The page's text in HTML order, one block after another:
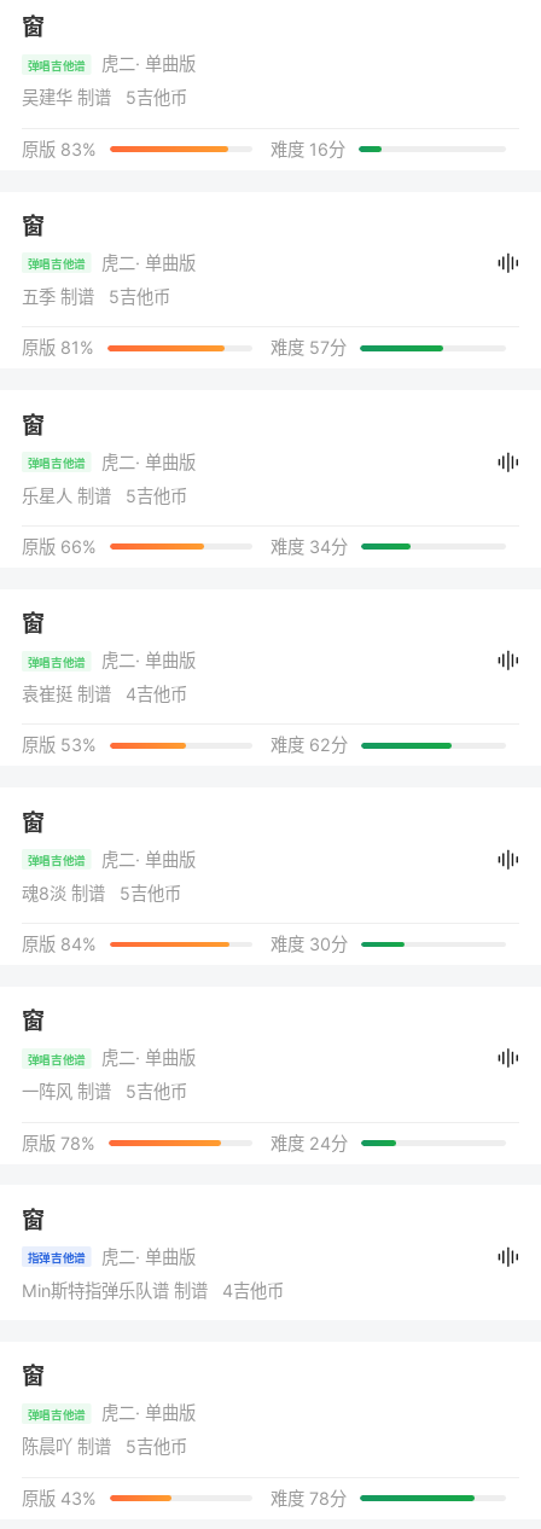
窗
弹唱吉他谱 虎二· 单曲版
吴建华 制谱 5吉他币
原版 83% 难度 16分
窗
弹唱吉他谱 虎二· 单曲版
五季 制谱 5吉他币
原版 81% 难度 57分
窗
弹唱吉他谱 虎二· 单曲版
乐星人 制谱 5吉他币
原版 66% 难度 34分
窗
弹唱吉他谱 虎二· 单曲版
袁崔挺 制谱 4吉他币
原版 53% 难度 62分
窗
弹唱吉他谱 虎二· 单曲版
魂8淡 制谱 5吉他币
原版 84% 难度 30分
窗
弹唱吉他谱 虎二· 单曲版
一阵风 制谱 5吉他币
原版 78% 难度 24分
窗
指弹吉他谱 虎二· 单曲版
Min斯特指弹乐队谱 制谱 4吉他币
窗
弹唱吉他谱 虎二· 单曲版
陈晨吖 制谱 5吉他币
原版 43% 难度 78分